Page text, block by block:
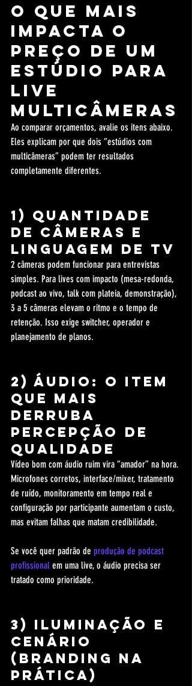
O que mais
impacta o
preço de um
estúdio para
live
multicâmeras
Ao comparar orçamentos, avalie os itens abaixo.
Eles explicam por que dois “estúdios com
multicâmeras” podem ter resultados
completamente diferentes.
1) Quantidade
de câmeras e
linguagem de TV
2 câmeras podem funcionar para entrevistas
simples. Para lives com impacto (mesa-redonda,
podcast ao vivo, talk com plateia, demonstração),
3 a 5 câmeras elevam o ritmo e o tempo de
retenção. Isso exige switcher, operador e
planejamento de planos.
2) Áudio: o item
que mais
derruba
percepção de
qualidade
Vídeo bom com áudio ruim vira “amador” na hora.
Microfones corretos, interface/mixer, tratamento
de ruído, monitoramento em tempo real e
configuração por participante aumentam o custo,
mas evitam falhas que matam credibilidade.
Se você quer padrão de produção de podcast
profissional em uma live, o áudio precisa ser
tratado como prioridade.
3) Iluminação e
cenário
(branding na
prática)